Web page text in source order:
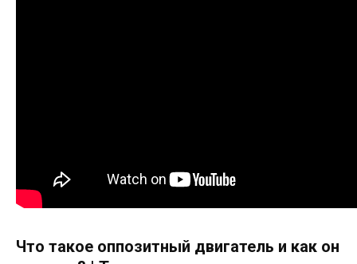
Что такое оппозитный двигатель и как он